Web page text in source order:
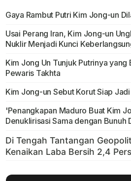
Gaya Rambut Putri Kim Jong-un
Usai Perang Iran, Kim Jong-un
Nuklir Menjadi Kunci
Kim Jong Un Tunjuk Putrinya yang
Pewaris Takhta
Kim Jong-un Sebut Korut Siap
'Penangkapan Maduro Buat Kim
Denuklirisasi Sama dengan Bunuh